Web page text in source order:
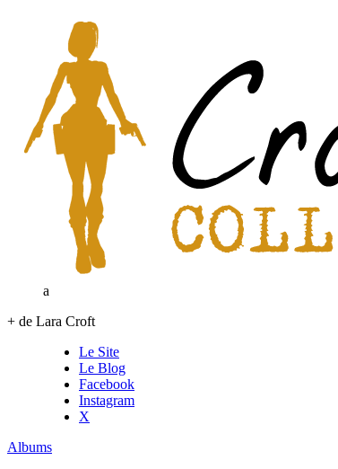
a
+ de Lara Croft
Le Site
Le Blog
Facebook
Instagram
X
Albums